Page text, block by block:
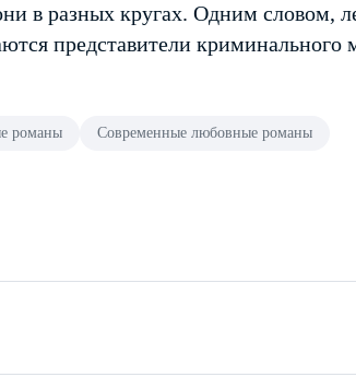
в разных кругах. Одним словом,
представители криминального
романы Современные любовные романы